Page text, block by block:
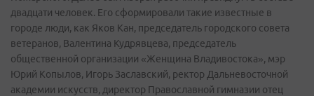
двадцати человек. Его сформировали такие известные в
городе люди, как Яков Кан, председатель городского совета
ветеранов, Валентина Кудрявцева, председатель
общественной организации «Женщина Владивостока», мэр
Юрий Копылов, Игорь Заславский, ректор Дальневосточной
академии искусств, директор Православной гимназии отец